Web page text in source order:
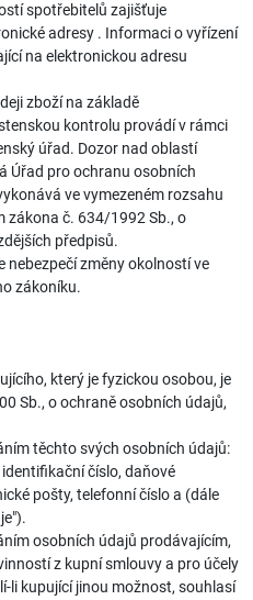
spotřebitelů zajišťuje
adresy . Informaci o vyřízení
na elektronickou adresu
zboží na základě
kontrolu provádí v rámci
úřad. Dozor nad oblastí
Úřad pro ochranu osobních
ve vymezeném rozsahu
zákona č. 634/1992 Sb., o
předpisů.
nebezpečí změny okolností ve
zákoníku.
který je fyzickou osobou, je
Sb., o ochraně osobních údajů,
těchto svých osobních údajů:
číslo, daňové
pošty, telefonní číslo a (dále
osobních údajů prodávajícím,
z kupní smlouvy a pro účely
li kupující jinou možnost, souhlasí